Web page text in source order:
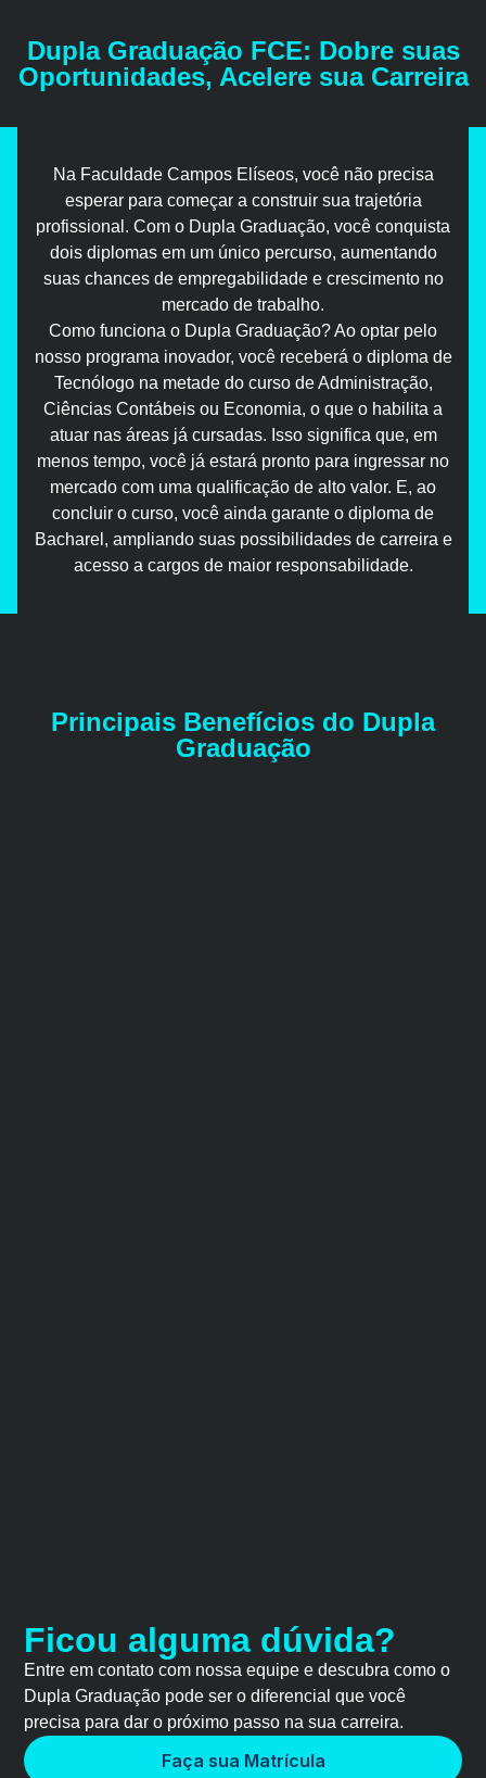
Dupla Graduação FCE: Dobre suas
Oportunidades, Acelere sua Carreira
Na Faculdade Campos Elíseos, você não precisa
esperar para começar a construir sua trajetória
profissional. Com o Dupla Graduação, você conquista
dois diplomas em um único percurso, aumentando
suas chances de empregabilidade e crescimento no
mercado de trabalho.
Como funciona o Dupla Graduação? Ao optar pelo
nosso programa inovador, você receberá o diploma de
Tecnólogo na metade do curso de Administração,
Ciências Contábeis ou Economia, o que o habilita a
atuar nas áreas já cursadas. Isso significa que, em
menos tempo, você já estará pronto para ingressar no
mercado com uma qualificação de alto valor. E, ao
concluir o curso, você ainda garante o diploma de
Bacharel, ampliando suas possibilidades de carreira e
acesso a cargos de maior responsabilidade.
Principais Benefícios do Dupla
Graduação
Ficou alguma dúvida?
Entre em contato com nossa equipe e descubra como o
Dupla Graduação pode ser o diferencial que você
precisa para dar o próximo passo na sua carreira.
Faça sua Matrícula